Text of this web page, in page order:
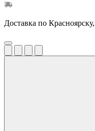
Доставка по